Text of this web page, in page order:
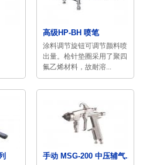
高级HP-BH 喷笔
涂料调节旋钮可调节颜料喷
出量。枪针垫圈采用了聚四
氟乙烯材料，故耐溶...
手动 MSG-200 中压辅气...